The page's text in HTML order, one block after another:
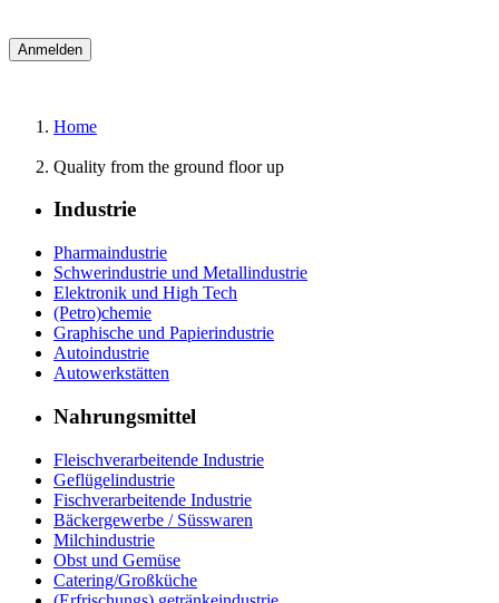
Home
Quality from the ground floor up
Industrie
Pharmaindustrie
Schwerindustrie und Metallindustrie
Elektronik und High Tech
(Petro)chemie
Graphische und Papierindustrie
Autoindustrie
Autowerkstätten
Nahrungsmittel
Fleischverarbeitende Industrie
Geflügelindustrie
Fischverarbeitende Industrie
Bäckergewerbe / Süsswaren
Milchindustrie
Obst und Gemüse
Catering/Großküche